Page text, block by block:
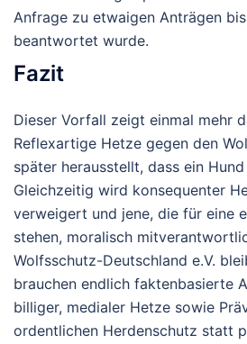
Anfrage zu etwaigen Anträgen
beantwortet wurde.
Fazit
Dieser Vorfall zeigt einmal mehr
Reflexartige Hetze gegen den
später herausstellt, dass ein
Gleichzeitig wird konsequenter
verweigert und jene, die für eine
stehen, moralisch
Wolfsschutz-Deutschland e.V.
brauchen endlich faktenbasierte
billiger, medialer Hetze sowie
ordentlichen Herdenschutz statt